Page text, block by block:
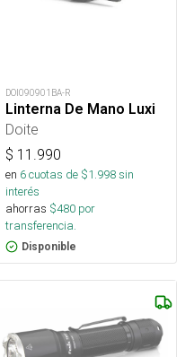
DOI090901BA-R
Linterna De Mano Luxi
Doite
$ 11.990
en 6cuotas de $1.998sin
interés
ahorras $480 por
transferencia.
Disponible